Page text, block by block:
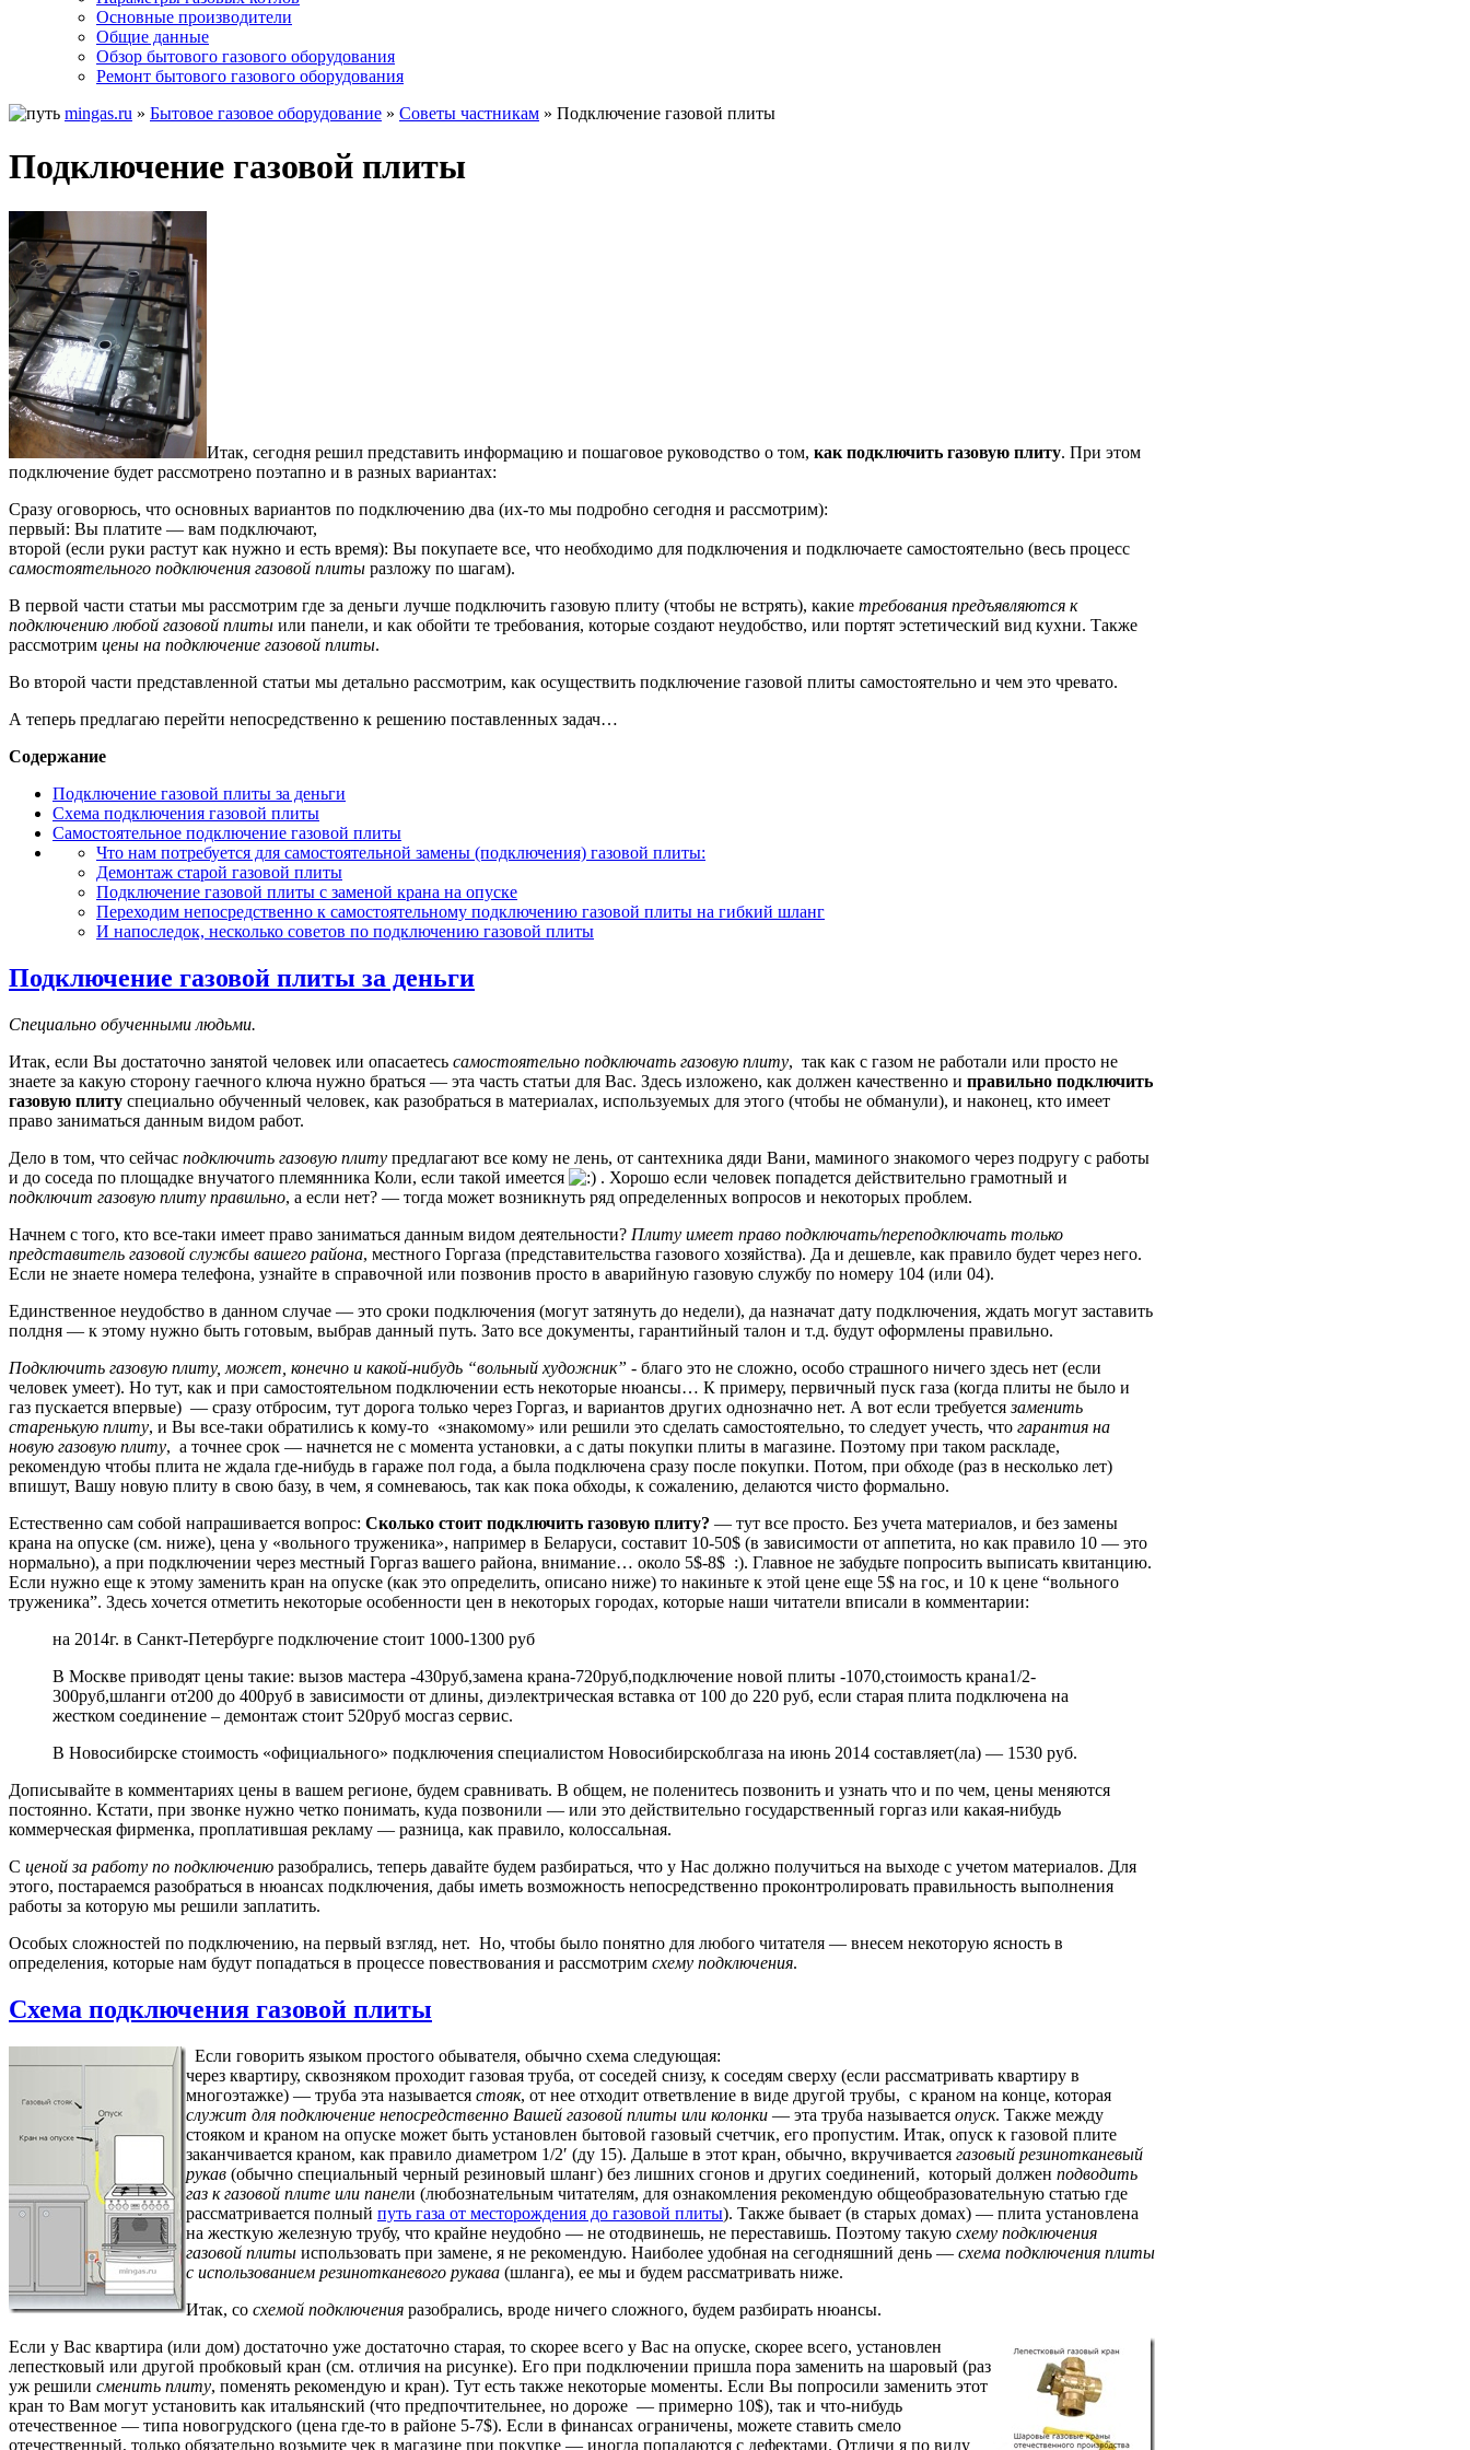
Основные производители
Общие данные
Обзор бытового газового оборудования
Ремонт бытового газового оборудования
mingas.ru » Бытовое газовое оборудование » Советы частникам » Подключение газовой плиты
Подключение газовой плиты
Итак, сегодня решил представить информацию и пошаговое руководство о том, как подключить газовую плиту. При этом
подключение будет рассмотрено поэтапно и в разных вариантах:
Сразу оговорюсь, что основных вариантов по подключению два (их-то мы подробно сегодня и рассмотрим):
первый: Вы платите — вам подключают,
второй (если руки растут как нужно и есть время): Вы покупаете все, что необходимо для подключения и подключаете самостоятельно (весь процесс
самостоятельного подключения газовой плиты разложу по шагам).
В первой части статьи мы рассмотрим где за деньги лучше подключить газовую плиту (чтобы не встрять), какие требования предъявляются к
подключению любой газовой плиты или панели, и как обойти те требования, которые создают неудобство, или портят эстетический вид кухни. Также
рассмотрим цены на подключение газовой плиты.
Во второй части представленной статьи мы детально рассмотрим, как осуществить подключение газовой плиты самостоятельно и чем это чревато.
А теперь предлагаю перейти непосредственно к решению поставленных задач…
Содержание
Подключение газовой плиты за деньги
Схема подключения газовой плиты
Самостоятельное подключение газовой плиты
Что нам потребуется для самостоятельной замены (подключения) газовой плиты:
Демонтаж старой газовой плиты
Подключение газовой плиты с заменой крана на опуске
Переходим непосредственно к самостоятельному подключению газовой плиты на гибкий шланг
И напоследок, несколько советов по подключению газовой плиты
Подключение газовой плиты за деньги
Специально обученными людьми.
Итак, если Вы достаточно занятой человек или опасаетесь самостоятельно подключать газовую плиту, так как с газом не работали или просто не
знаете за какую сторону гаечного ключа нужно браться — эта часть статьи для Вас. Здесь изложено, как должен качественно и правильно подключить
газовую плиту специально обученный человек, как разобраться в материалах, используемых для этого (чтобы не обманули), и наконец, кто имеет
право заниматься данным видом работ.
Дело в том, что сейчас подключить газовую плиту предлагают все кому не лень, от сантехника дяди Вани, маминого знакомого через подругу с работы
и до соседа по площадке внучатого племянника Коли, если такой имеется
. Хорошо если человек попадется действительно грамотный и
подключит газовую плиту правильно, а если нет? — тогда может возникнуть ряд определенных вопросов и некоторых проблем.
Начнем с того, кто все-таки имеет право заниматься данным видом деятельности? Плиту имеет право подключать/переподключать только
представитель газовой службы вашего района, местного Горгаза (представительства газового хозяйства). Да и дешевле, как правило будет через него.
Если не знаете номера телефона, узнайте в справочной или позвонив просто в аварийную газовую службу по номеру 104 (или 04).
Единственное неудобство в данном случае — это сроки подключения (могут затянуть до недели), да назначат дату подключения, ждать могут заставить
полдня — к этому нужно быть готовым, выбрав данный путь. Зато все документы, гарантийный талон и т.д. будут оформлены правильно.
Подключить газовую плиту, может, конечно и какой-нибудь “вольный художник” - благо это не сложно, особо страшного ничего здесь нет (если
человек умеет). Но тут, как и при самостоятельном подключении есть некоторые нюансы… К примеру, первичный пуск газа (когда плиты не было и
газ пускается впервые) — сразу отбросим, тут дорога только через Горгаз, и вариантов других однозначно нет. А вот если требуетсязаменить
старенькую плиту, и Вы все-таки обратились к кому-то «знакомому» или решили это сделать самостоятельно, то следует учесть, что гарантия на
новую газовую плиту, а точнее срок — начнется не с момента установки, а с даты покупки плиты в магазине. Поэтому при таком раскладе,
рекомендую чтобы плита не ждала где-нибудь в гараже пол года, а была подключена сразу после покупки. Потом, при обходе (раз в несколько лет)
впишут, Вашу новую плиту в свою базу, в чем, я сомневаюсь, так как пока обходы, к сожалению, делаются чисто формально.
Естественно сам собой напрашивается вопрос: Сколько стоит подключить газовую плиту? — тут все просто. Без учета материалов, и без замены
крана на опуске (см. ниже), цена у «вольного труженика», например в Беларуси, составит 10-50$ (в зависимости от аппетита, но как правило 10 — это
нормально), а при подключении через местный Горгаз вашего района, внимание… около 5$-8$ :). Главное не забудьте попросить выписать квитанцию.
Если нужно еще к этому заменить кран на опуске (как это определить, описано ниже) то накиньте к этой цене еще 5$ на гос, и 10 к цене “вольного
труженика”. Здесь хочется отметить некоторые особенности цен в некоторых городах, которые наши читатели вписали в комментарии:
на 2014г. в Санкт-Петербурге подключение стоит 1000-1300 руб
В Москве приводят цены такие: вызов мастера -430руб,замена крана-720руб,подключение новой плиты -1070,стоимость крана1/2-
300руб,шланги от200 до 400руб в зависимости от длины, диэлектрическая вставка от 100 до 220 руб, если старая плита подключена на
жестком соединение – демонтаж стоит 520руб мосгаз сервис.
В Новосибирске стоимость «официального» подключения специалистом Новосибирскоблгаза на июнь 2014 составляет(ла) — 1530 руб.
Дописывайте в комментариях цены в вашем регионе, будем сравнивать. В общем, не поленитесь позвонить и узнать что и по чем, цены меняются
постоянно. Кстати, при звонке нужно четко понимать, куда позвонили — или это действительно государственный горгаз или какая-нибудь
коммерческая фирменка, проплатившая рекламу — разница, как правило, колоссальная.
С ценой за работу по подключению разобрались, теперь давайте будем разбираться, что у Нас должно получиться на выходе с учетом материалов. Для
этого, постараемся разобраться в нюансах подключения, дабы иметь возможность непосредственно проконтролировать правильность выполнения
работы за которую мы решили заплатить.
Особых сложностей по подключению, на первый взгляд, нет. Но, чтобы было понятно для любого читателя — внесем некоторую ясность в
определения, которые нам будут попадаться в процессе повествования и рассмотрим схему подключения.
Схема подключения газовой плиты
Если говорить языком простого обывателя, обычно схема следующая:
через квартиру, сквозняком проходит газовая труба, от соседей снизу, к соседям сверху (если рассматривать квартиру в
многоэтажке) — труба эта называется стояк, от нее отходит ответвление в виде другой трубы, с краном на конце, которая
служит для подключение непосредственно Вашей газовой плиты или колонки — эта труба называется опуск. Также между
стояком и краном на опуске может быть установлен бытовой газовый счетчик, его пропустим. Итак, опуск к газовой плите
заканчивается краном, как правило диаметром 1/2′ (ду 15). Дальше в этот кран, обычно, вкручивается газовый резинотканевый
рукав (обычно специальный черный резиновый шланг) без лишних сгонов и других соединений, который должен подводить
газ к газовой плите или панели (любознательным читателям, для ознакомления рекомендую общеобразовательную статью где
рассматривается полный путь газа от месторождения до газовой плиты). Также бывает (в старых домах) — плита установлена
на жесткую железную трубу, что крайне неудобно — не отодвинешь, не переставишь. Поэтому такую схему подключения
газовой плиты использовать при замене, я не рекомендую. Наиболее удобная на сегодняшний день — схема подключения плиты
с использованием резинотканевого рукава (шланга), ее мы и будем рассматривать ниже.
Итак, со схемой подключения разобрались, вроде ничего сложного, будем разбирать нюансы.
Если у Вас квартира (или дом) достаточно уже достаточно старая, то скорее всего у Вас на опуске, скорее всего, установлен
лепестковый или другой пробковый кран (см. отличия на рисунке). Его при подключении пришла пора заменить на шаровый (раз
уж решили сменить плиту, поменять рекомендую и кран). Тут есть также некоторые моменты. Если Вы попросили заменить этот
кран то Вам могут установить как итальянский (что предпочтительнее, но дороже — примерно 10$), так и что-нибудь
отечественное — типа новогрудского (цена где-то в районе 5-7$). Если в финансах ограничены, можете ставить смело
отечественный, только обязательно возьмите чек в магазине при покупке — иногда попадаются с дефектами. Отличи я по виду